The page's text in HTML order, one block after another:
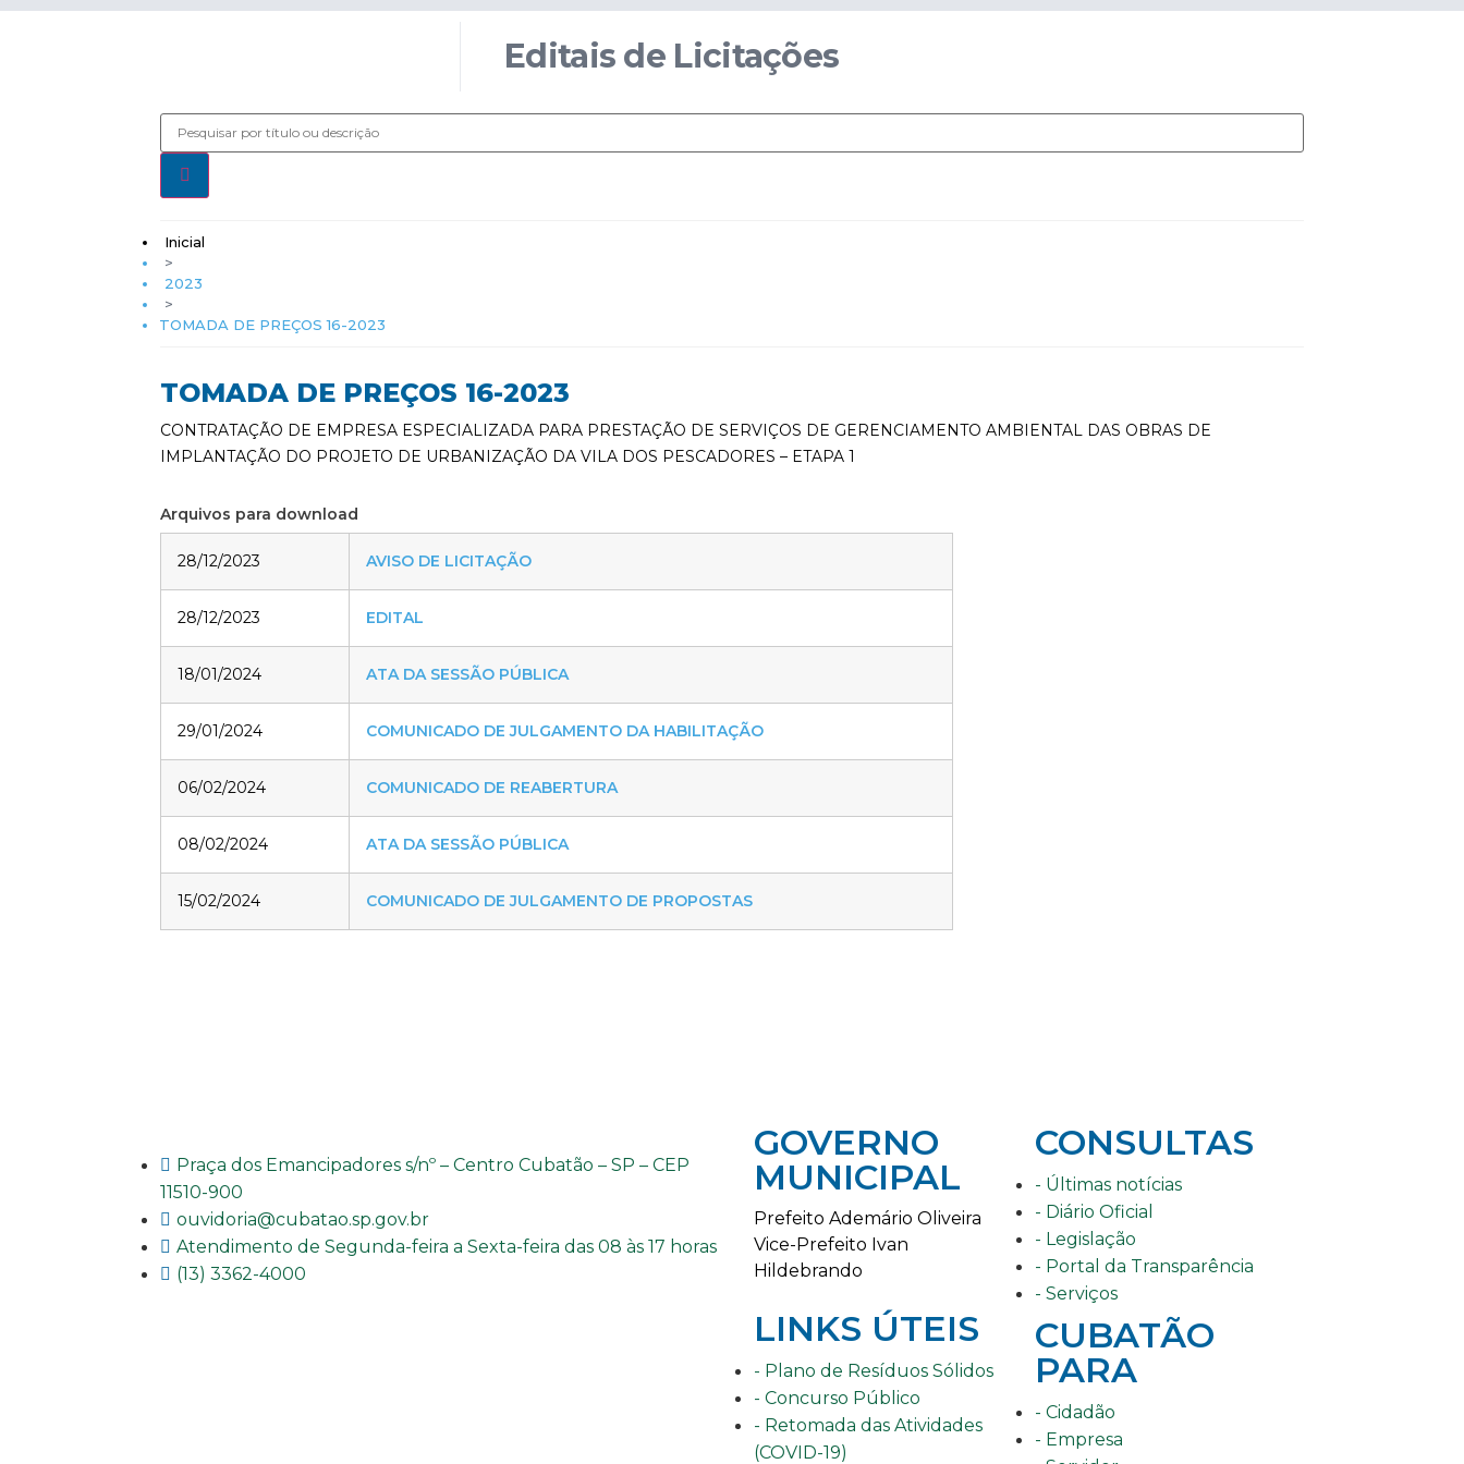
Editais de Licitações
Inicial
>
2023
>
TOMADA DE PREÇOS 16-2023
TOMADA DE PREÇOS 16-2023
CONTRATAÇÃO DE EMPRESA ESPECIALIZADA PARA PRESTAÇÃO DE SERVIÇOS DE GERENCIAMENTO AMBIENTAL DAS OBRAS DE
IMPLANTAÇÃO DO PROJETO DE URBANIZAÇÃO DA VILA DOS PESCADORES – ETAPA 1
Arquivos para download
28/12/2023 AVISO DE LICITAÇÃO
28/12/2023 EDITAL
18/01/2024 ATA DA SESSÃO PÚBLICA
29/01/2024 COMUNICADO DE JULGAMENTO DA HABILITAÇÃO
06/02/2024 COMUNICADO DE REABERTURA
08/02/2024 ATA DA SESSÃO PÚBLICA
15/02/2024 COMUNICADO DE JULGAMENTO DE PROPOSTAS
Praça dos Emancipadores s/nº – Centro Cubatão – SP – CEP
11510-900
ouvidoria@cubatao.sp.gov.br
Atendimento de Segunda-feira a Sexta-feira das 08 às 17 horas
(13) 3362-4000
GOVERNO
MUNICIPAL
Prefeito Ademário Oliveira
Vice-Prefeito Ivan
Hildebrando
LINKS ÚTEIS
- Plano de Resíduos Sólidos
- Concurso Público
- Retomada das Atividades
(COVID-19)
CONSULTAS
- Últimas notícias
- Diário Oficial
- Legislação
- Portal da Transparência
- Serviços
CUBATÃO
PARA
- Cidadão
- Empresa